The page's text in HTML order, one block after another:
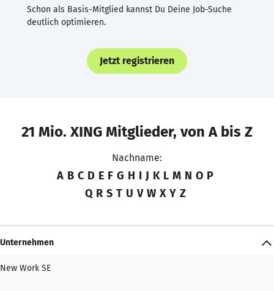
Schon als Basis-Mitglied kannst Du Deine Job-Suche
deutlich optimieren.
Jetzt registrieren
21 Mio. XING Mitglieder, von A bis Z
Nachname:
A B C D E F G H I J K L M N O P
Q R S T U V W X Y Z
Unternehmen
New Work SE